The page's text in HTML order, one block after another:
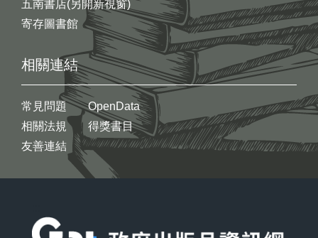
五南書店(另開新視窗)
寄存圖書館
相關連結
常見問題
相關法規
友善連結
OpenData
得獎書目